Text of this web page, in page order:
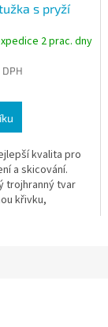
s pryží
2 prac. dny
kvalita pro
a skicování.
trojhranný tvar
křivku,